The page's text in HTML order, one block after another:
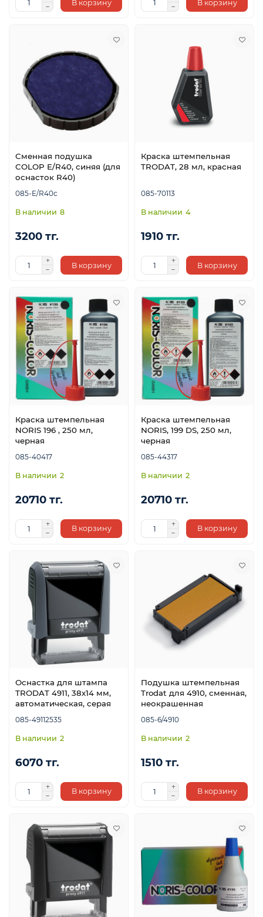
В корзину В корзину
Сменная подушка
COLOP E/R40, синяя (для
оснасток R40)
085-E/R40с
8
3200 тг.
В корзину
Краска штемпельная
TRODAT, 28 мл, красная
085-70113
4
1910 тг.
В корзину
Краска штемпельная
NORIS 196 , 250 мл,
черная
085-40417
2
20710 тг.
В корзину
Краска штемпельная
NORIS, 199 DS, 250 мл,
черная
085-44317
2
20710 тг.
В корзину
Оснастка для штампа
TRODAT 4911, 38х14 мм,
автоматическая, серая
085-49112535
2
6070 тг.
В корзину
Подушка штемпельная
Trodat для 4910, сменная,
неокрашенная
085-6/4910
2
1510 тг.
В корзину